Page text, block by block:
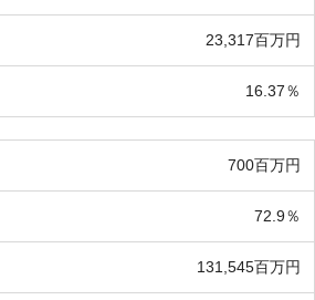
23,317百万円
16.37％
700百万円
72.9％
131,545百万円